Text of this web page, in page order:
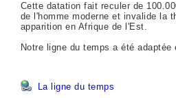
Cette datation fait reculer de
de l'homme moderne et invalide la
apparition en Afrique de l'Est.
Notre ligne du temps a été adaptée
La ligne du temps